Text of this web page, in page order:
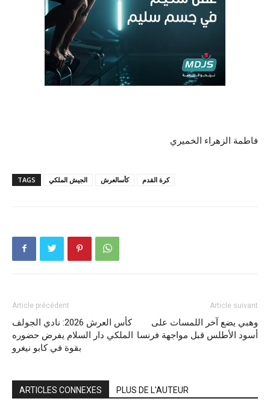
فاطمة الزهراء الخميري
TAGS الجيش الملكي كأسالعرش كرة القدم
Article précédent
كأس العرش 2026: نادي الجولف
الملكي دار السلام يفرض حضوره
بقوة في كابو نيغرو
Article suivant
وهبي يضع آخر اللمسات على
أسود الأطلس قبل مواجهة فرنسا
ARTICLES CONNEXES PLUS DE L'AUTEUR